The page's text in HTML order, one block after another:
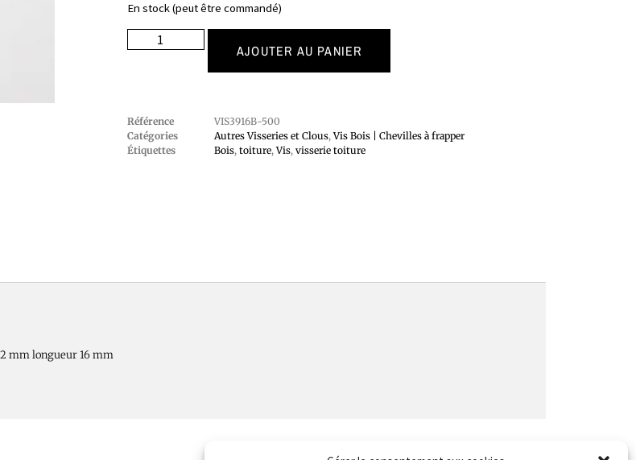
En stock (peut être commandé)
AJOUTER AU PANIER
Référence
VIS3916B-500
Catégories
Autres Visseries et Clous,Vis Bois | Chevilles à frapper
Étiquettes
Bois, toiture,Vis, visserie toiture
mm longueur 16 mm